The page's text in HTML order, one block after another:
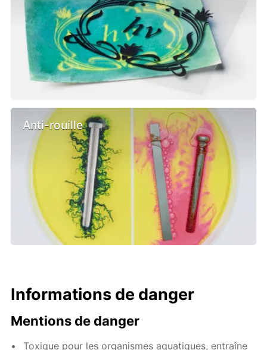
Anti-rouille
Informations de danger
Mentions de danger
Toxique pour les organismes aquatiques, entraîne